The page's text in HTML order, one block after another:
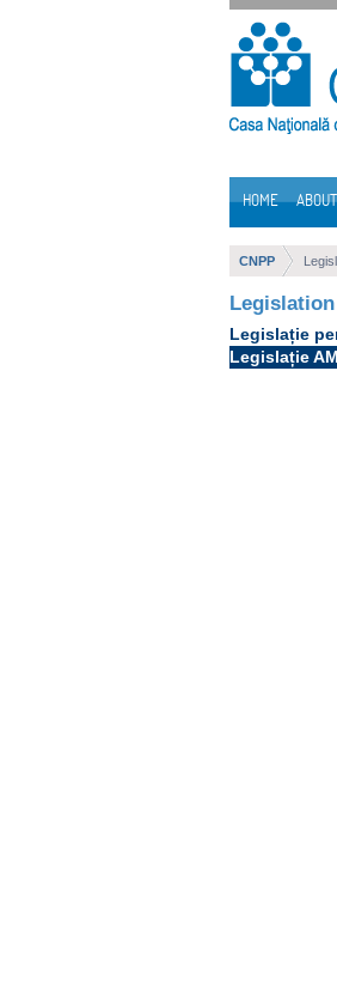
Skip to Content
HOME
CNPP
Legislation
Legislație
Legislație